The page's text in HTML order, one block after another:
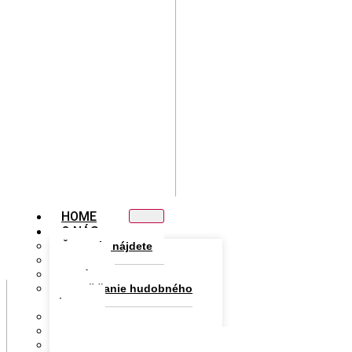
HOME
O NÁS
Čo u nás nájdete
História
Zapožičanie hudobného
nástroja